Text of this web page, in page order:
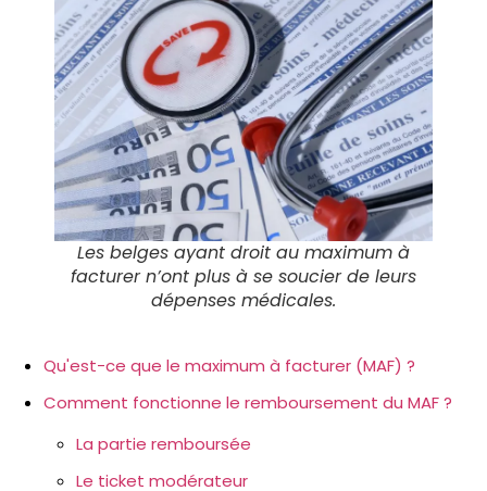
Les belges ayant droit au maximum à
facturer n’ont plus à se soucier de leurs
dépenses médicales.
Qu'est-ce que le maximum à facturer (MAF) ?
Comment fonctionne le remboursement du MAF ?
La partie remboursée
Le ticket modérateur